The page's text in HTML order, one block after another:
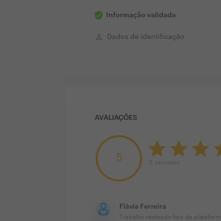
Informação validada
perm_identity Dados de identificação
AVALIAÇÕES
5
Flávia Ferreira
Trabalho realizado fora da